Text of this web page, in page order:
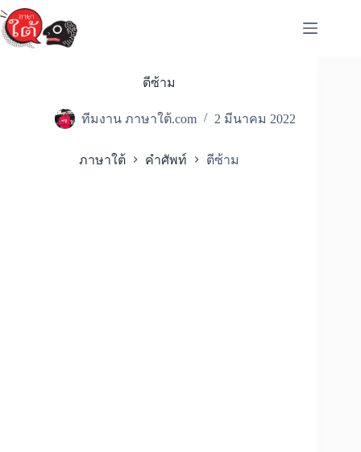
Skip
to
content
ตีซ้าม
ทีมงาน ภาษาใต้.com 2 มีนาคม 2022
ภาษาใต้ คำศัพท์ ตีซ้าม